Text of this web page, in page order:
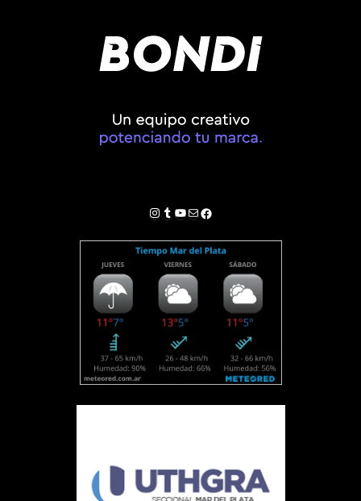
Instagram
Tumblr
YouTube
Correo electrónico
Facebook